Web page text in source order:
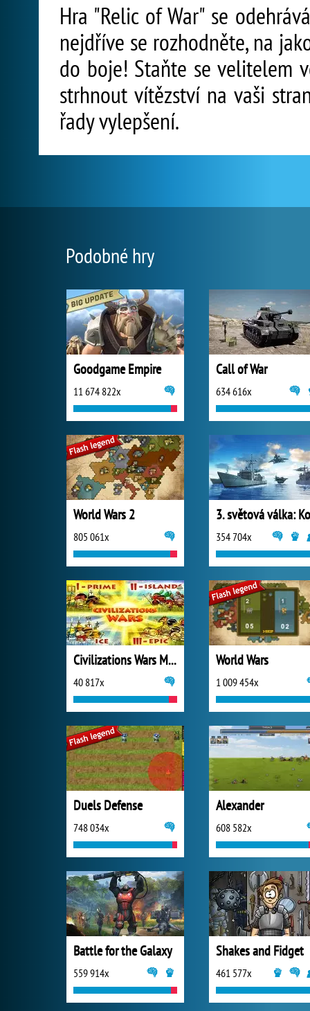
Hra "Relic of War" se
nejdříve se rozhodněte, na
do boje! Staňte se velitelem
strhnout vítězství na vaši
řady vylepšení.
Podobné hry
Goodgame Empire
11 674 822x
Call of War
634 616x
World Wars 2
805 061x 354 704x
Civilizations Wars Master Edition
40 817x
World Wars
1 009 454x
Duels Defense
748 034x
Alexander
608 582x
Battle for the Galaxy
559 914x
Shakes and Fidget
461 577x